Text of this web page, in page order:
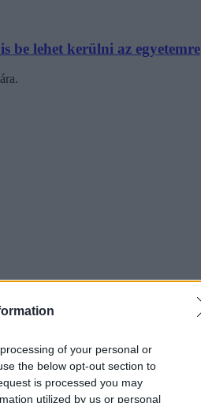
of your personal or
the below opt-out section to
is processed you may
utilized by us or personal
be lehet kerülni az egyetemre